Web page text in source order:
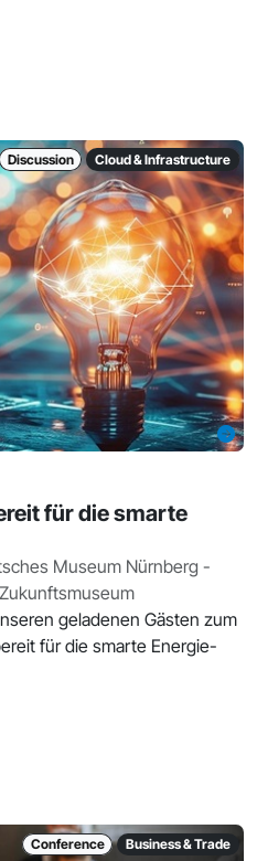
Discussion Cloud & Infrastructure
für die smarte
Museum Nürnberg -
geladenen Gästen zum
für die smarte Energie-
Conference Business & Trade